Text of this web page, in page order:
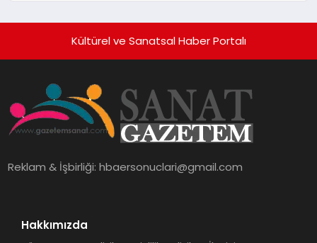
Kültürel ve Sanatsal Haber Portalı
Reklam & İşbirliği:hbaersonuclari@gmail.com
Hakkımızda